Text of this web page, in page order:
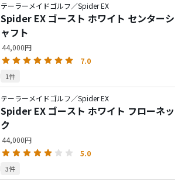
テーラーメイドゴルフ／Spider EX
Spider EX ゴースト ホワイト センターシ
ャフト
44,000円
7.0
1件
テーラーメイドゴルフ／Spider EX
Spider EX ゴースト ホワイト フローネッ
ク
44,000円
5.0
3件